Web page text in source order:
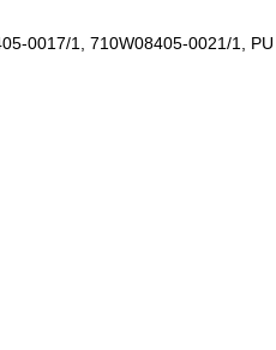
0017/1, 710W08405-0021/1,